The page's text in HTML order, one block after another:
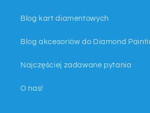
Blog kart diamentowych
Blog akcesoriów do Diamond
Najczęściej zadawane pytania
O nas!